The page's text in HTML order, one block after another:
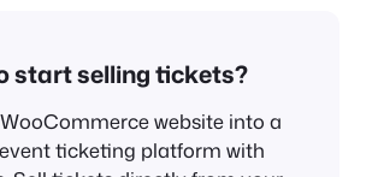
start selling tickets?
website into a
ticketing platform with